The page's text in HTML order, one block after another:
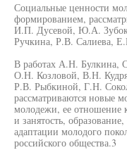
Социальные ценности
формированием,
И.П. Дусевой, Ю.А.
Ручкина, Р.В. Салиева,
В работах А.Н. Булкина,
О.Н. Козловой, В.Н.
Р.В. Рыбкиной, Г.Н.
рассматриваются новые
молодежи, ее отношение
и занятость,
адаптации молодого
российского общества.3